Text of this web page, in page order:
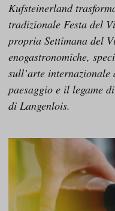
Kufsteinerland
tradizionale Festa del
propria Settimana del
enogastronomiche,
sull’arte internazionale
paesaggio e il legame
di Langenlois.